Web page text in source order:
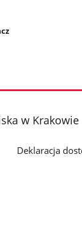
w Krakowie
Deklaracja